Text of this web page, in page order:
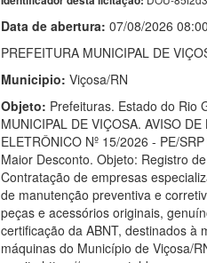
Data de abertura: 07/08/2026 08:00
PREFEITURA MUNICIPAL DE
Municipio: Viçosa/RN
Objeto: Prefeituras. Estado do Rio
MUNICIPAL DE VIÇOSA. AVISO
ELETRÔNICO Nº 15/2026 - PE/
Maior Desconto. Objeto: Registro
Contratação de empresas
de manutenção preventiva e
peças e acessórios originais,
certificação da ABNT, destinados à
máquinas do Município de Viçosa/